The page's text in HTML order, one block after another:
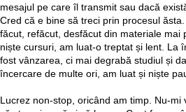
mesajul pe care îl transmit sau dacă
Cred că e bine să treci prin procesul
făcut, refăcut, desfăcut din materiale mai
niște cursuri, am luat-o treptat și lent. La
fost vânzarea, ci mai degrabă studiul și
încercare de multe ori, am luat și niște
Lucrez non-stop, oricând am timp. Nu-